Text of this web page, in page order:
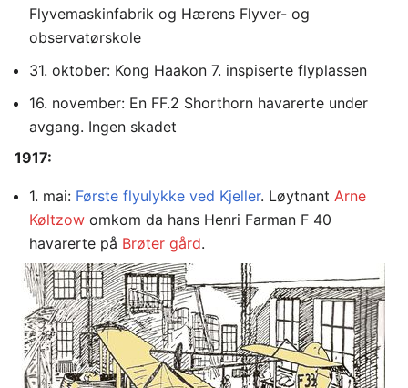
Flyvemaskinfabrik og Hærens Flyver- og
observatørskole
31. oktober: Kong Haakon 7. inspiserte flyplassen
16. november: En FF.2 Shorthorn havarerte under
avgang. Ingen skadet
1917:
1. mai: Første flyulykke ved Kjeller. Løytnant Arne
Køltzow omkom da hans Henri Farman F 40
havarerte på Brøter gård.